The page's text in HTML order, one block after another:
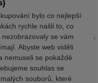
bylo co nejlepší
rychle našli to, co
se vám
Abyste web viděli
nemuseli se pokaždé
souhlas se
souborů, které